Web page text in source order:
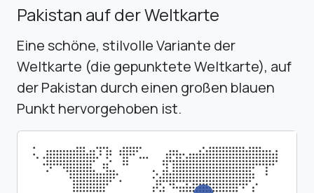
Pakistan auf der Weltkarte
Eine schöne, stilvolle Variante der
Weltkarte (die gepunktete Weltkarte), auf
der Pakistan durch einen großen blauen
Punkt hervorgehoben ist.